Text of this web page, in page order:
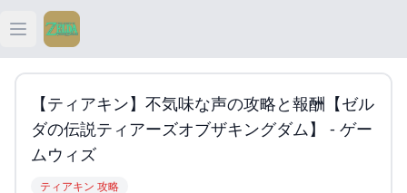
Open main menu
ティアキン
ティアキン 祠
【ティアキン】不気味な声の攻略と報酬【ゼル
ダの伝説ティアーズオブザキングダム】 - ゲー
ムウィズ
ティアキン 攻略